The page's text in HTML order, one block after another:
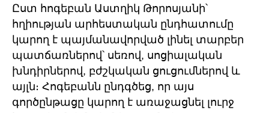
Ըստ հոգեբան Աստղիկ Թորոսյանի՝
հղիության արհեստական ընդհատումը
կարող է պայմանավորված լինել տարբեր
պատճառներով՝ սեռով, սոցիալական
խնդիրներով, բժշկական ցուցումներով և
այլն։ Հոգեբանն ընդգծեց, որ այս
գործընթացը կարող է առաջացնել լուրջ